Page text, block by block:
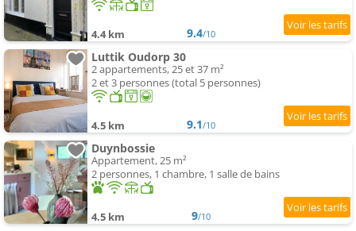
4.4 km 9.4/10
Luttik Oudorp 30
2 appartements, 25 et 37 m²
2 et 3 personnes (total 5 personnes)
4.5 km 9.1/10
Duynbossie
Appartement, 25 m²
2 personnes, 1 chambre, 1 salle de bains
4.5 km 9/10